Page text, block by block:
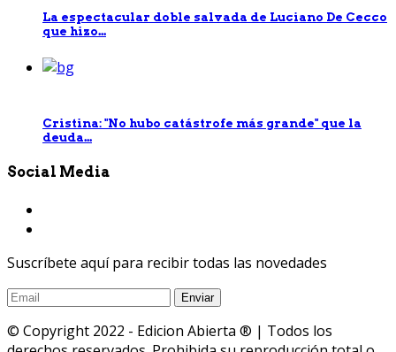
La espectacular doble salvada de Luciano De Cecco
que hizo...
Cristina: "No hubo catástrofe más grande" que la
deuda...
Social Media
Suscríbete aquí para recibir todas las novedades
© Copyright 2022 - Edicion Abierta ® | Todos los